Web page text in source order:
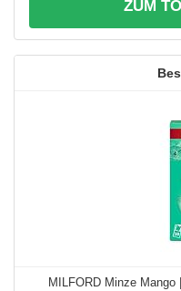
ZUM
MILFORD Minze